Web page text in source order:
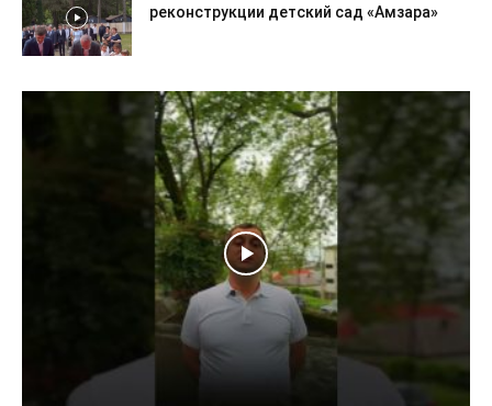
реконструкции детский сад «Амзара»